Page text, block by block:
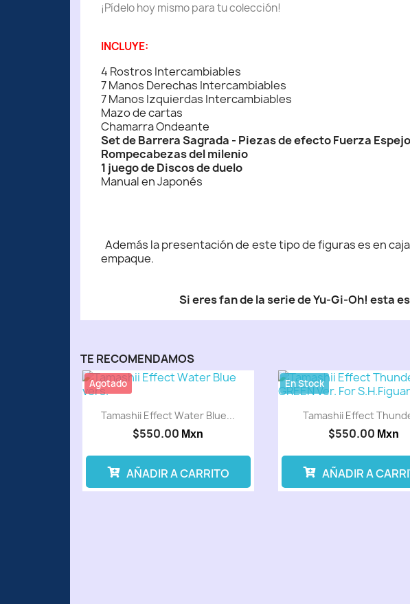
¡Pídelo hoy mismo para tu colección!
INCLUYE:
4 Rostros Intercambiables
7 Manos Derechas Intercambiables
7 Manos Izquierdas Intercambiables
Mazo de cartas
Chamarra Ondeante
Set de Barrera Sagrada - Piezas de efecto Fuerza Espejo
Rompecabezas del milenio
1 juego de Discos de duelo
Manual en Japonés
Además la presentación de este tipo de figuras es en
empaque.
Si eres fan de la serie de Yu-Gi-Oh! esta
TE RECOMENDAMOS
Tamashii Effect Water Blue...
$550.00 Mxn
Agotado
AÑADIR A CARRITO
Tamashii Effect
$550.00 Mxn
En Stock
AÑADIR A